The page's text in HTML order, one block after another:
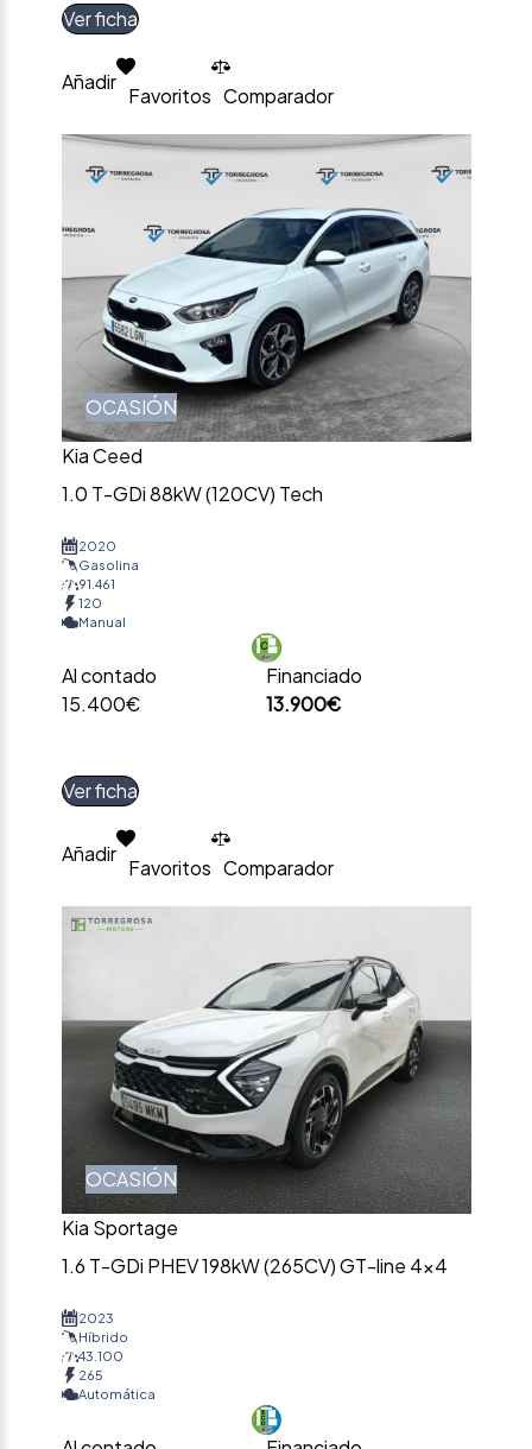
Ver ficha
Añadir
Favoritos Comparador
OCASIÓN
Kia Ceed
1.0 T-GDi 88kW (120CV) Tech
2020
Gasolina
91.461
120
Manual
Al contado
15.400€
Financiado
13.900€
Ver ficha
Añadir
Favoritos Comparador
OCASIÓN
Kia Sportage
1.6 T-GDi PHEV 198kW (265CV) GT-line 4×4
2023
Híbrido
43.100
265
Automática